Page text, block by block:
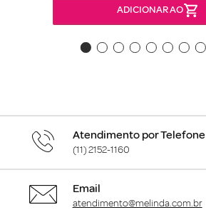
ADICIONAR AO
Atendimento por Telefone
(11) 2152-1160
Email
atendimento@melinda.com.br